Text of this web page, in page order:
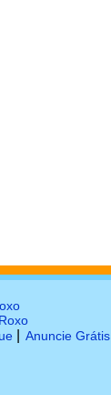
Anuncie Grátis